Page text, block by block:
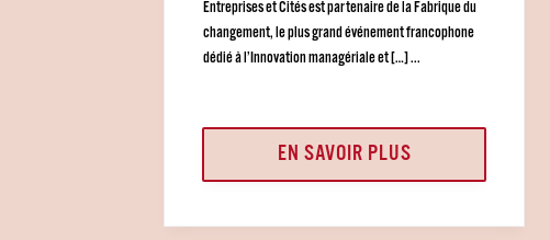
Entreprises et Cités est partenaire de la Fabrique du
changement, le plus grand événement francophone
dédié à l’Innovation managériale et […] ...
EN SAVOIR PLUS